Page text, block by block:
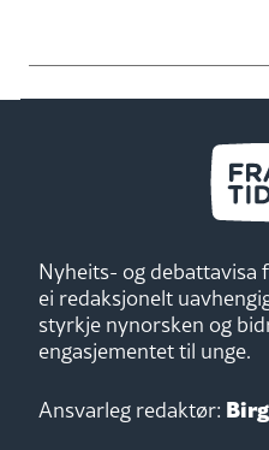
Nyheits- og debattavisa
ei redaksjonelt
styrkje nynorsken og
engasjementet til unge.
Ansvarleg redaktør: